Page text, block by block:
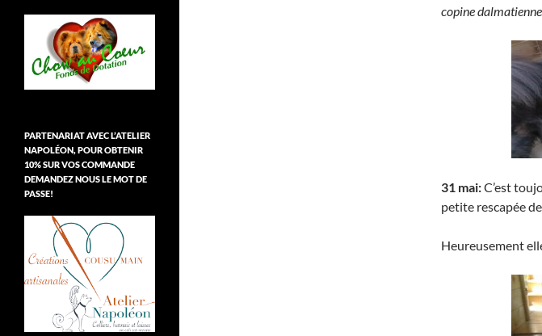
copine
31 mai:C’est
petite rescapée
Heureusement
PARTENARIAT AVEC L’ATELIER
NAPOLÉON, POUR OBTENIR
10% SUR VOS COMMANDE
DEMANDEZ NOUS LE MOT DE
PASSE!